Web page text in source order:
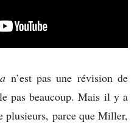
n’est pas une révision de
pas beaucoup. Mais il y a
plusieurs, parce que Miller,